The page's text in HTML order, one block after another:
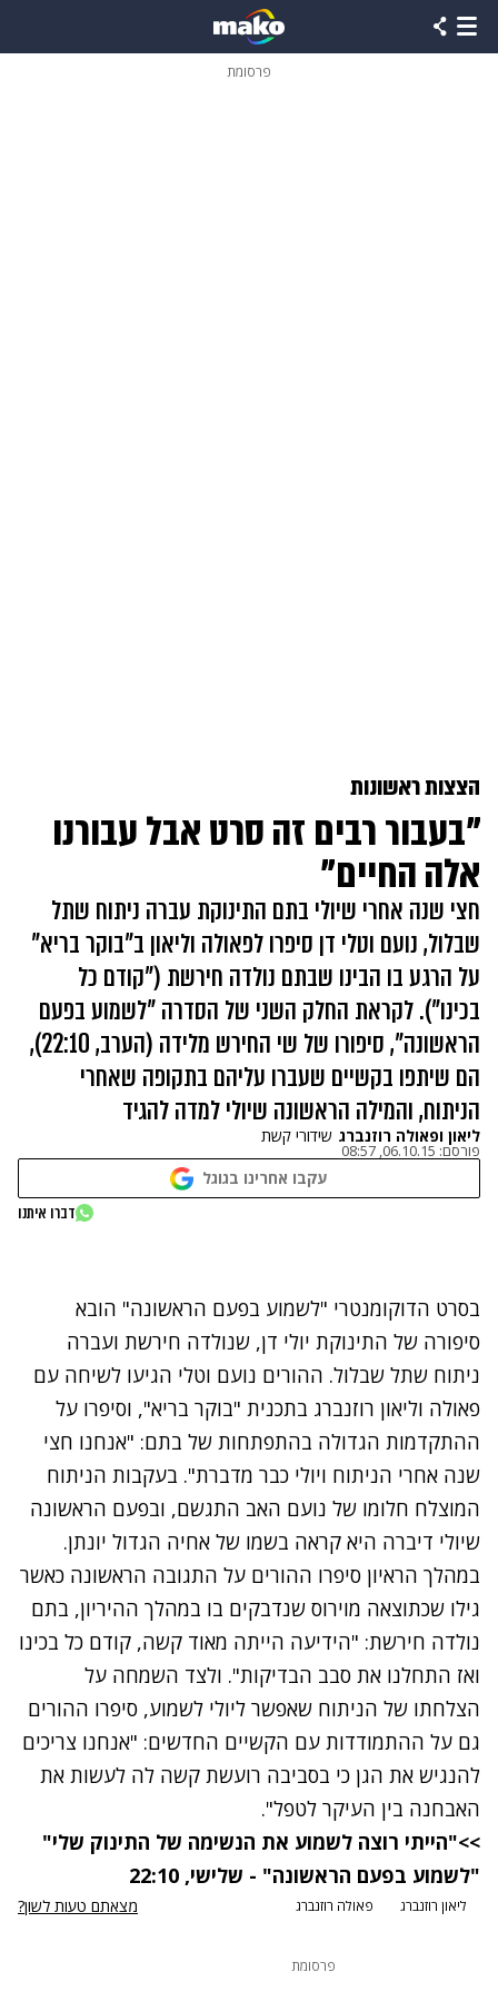
פרסומת
הצצות ראשונות
"בעבור רבים זה סרט אבל עבורנו
אלה החיים"
חצי שנה אחרי שיולי בתם התינוקת עברה ניתוח שתל
שבלול, נועם וטלי דן סיפרו לפאולה וליאון ב"בוקר בריא"
על הרגע בו הבינו שבתם נולדה חירשת ("קודם כל
בכינו"). לקראת החלק השני של הסדרה "לשמוע בפעם
הראשונה", סיפורו של שי החירש מלידה (הערב, 22:10),
הם שיתפו בקשיים שעברו עליהם בתקופה שאחרי
הניתוח, והמילה הראשונה שיולי למדה להגיד
ליאון ופאולה רוזנברג שידורי קשת
פורסם: 06.10.15, 08:57
עקבו אחרינו בגוגל
נתקלנו בבעיה
דברו איתנו
בסרט הדוקומנטרי "לשמוע בפעם הראשונה" הובא
סיפורה של התינוקת יולי דן, שנולדה חירשת ועברה
ניתוח שתל שבלול. ההורים נועם וטלי הגיעו לשיחה עם
פאולה וליאון רוזנברג בתכנית "בוקר בריא", וסיפרו על
ההתקדמות הגדולה בהתפתחות של בתם: "אנחנו חצי
שנה אחרי הניתוח ויולי כבר מדברת". בעקבות הניתוח
המוצלח חלומו של נועם האב התגשם, ובפעם הראשונה
שיולי דיברה היא קראה בשמו של אחיה הגדול יונתן.
במהלך הראיון סיפרו ההורים על התגובה הראשונה כאשר
גילו שכתוצאה מוירוס שנדבקים בו במהלך ההיריון, בתם
נולדה חירשת: "הידיעה הייתה מאוד קשה, קודם כל בכינו
ואז התחלנו את סבב הבדיקות". ולצד השמחה על
הצלחתו של הניתוח שאפשר ליולי לשמוע, סיפרו ההורים
גם על ההתמודדות עם הקשיים החדשים: "אנחנו צריכים
להנגיש את הגן כי בסביבה רועשת קשה לה לעשות את
האבחנה בין העיקר לטפל".
>>"הייתי רוצה לשמוע את הנשימה של התינוק שלי"
"לשמוע בפעם הראשונה" - שלישי, 22:10
ליאון רוזנברג פאולה רוזנברג מצאתם טעות לשון?
פרסומת